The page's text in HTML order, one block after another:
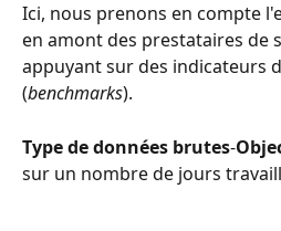
Ici, nous prenons en compte
en amont des prestataires de
appuyant sur des indicateurs
(benchmarks).
Type de données brutes-
sur un nombre de jours